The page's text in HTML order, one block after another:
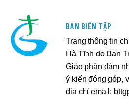
BAN BIÊN TẬP
Trang thông tin
Hà Tĩnh do Ban
Giáo phận đảm
ý kiến đóng góp,
địa chỉ email: